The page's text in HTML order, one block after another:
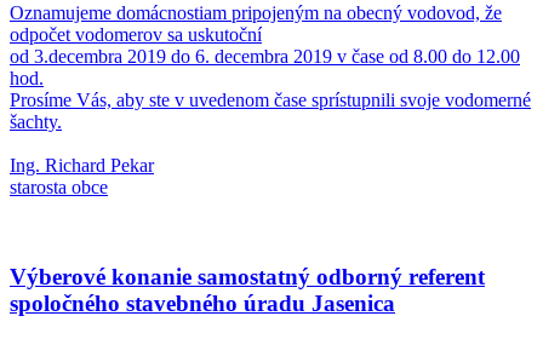
Oznamujeme domácnostiam pripojeným na obecný vodovod, že
odpočet vodomerov sa uskutoční
od 3.decembra 2019 do 6. decembra 2019 v čase od 8.00 do 12.00
hod.
Prosíme Vás, aby ste v uvedenom čase sprístupnili svoje vodomerné
šachty.
Ing. Richard Pekar
starosta obce
Výberové konanie samostatný odborný referent
spoločného stavebného úradu Jasenica